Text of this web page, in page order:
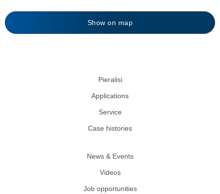
Show on map
Pieralisi
Applications
Service
Case histories
News & Events
Videos
Job opportunities